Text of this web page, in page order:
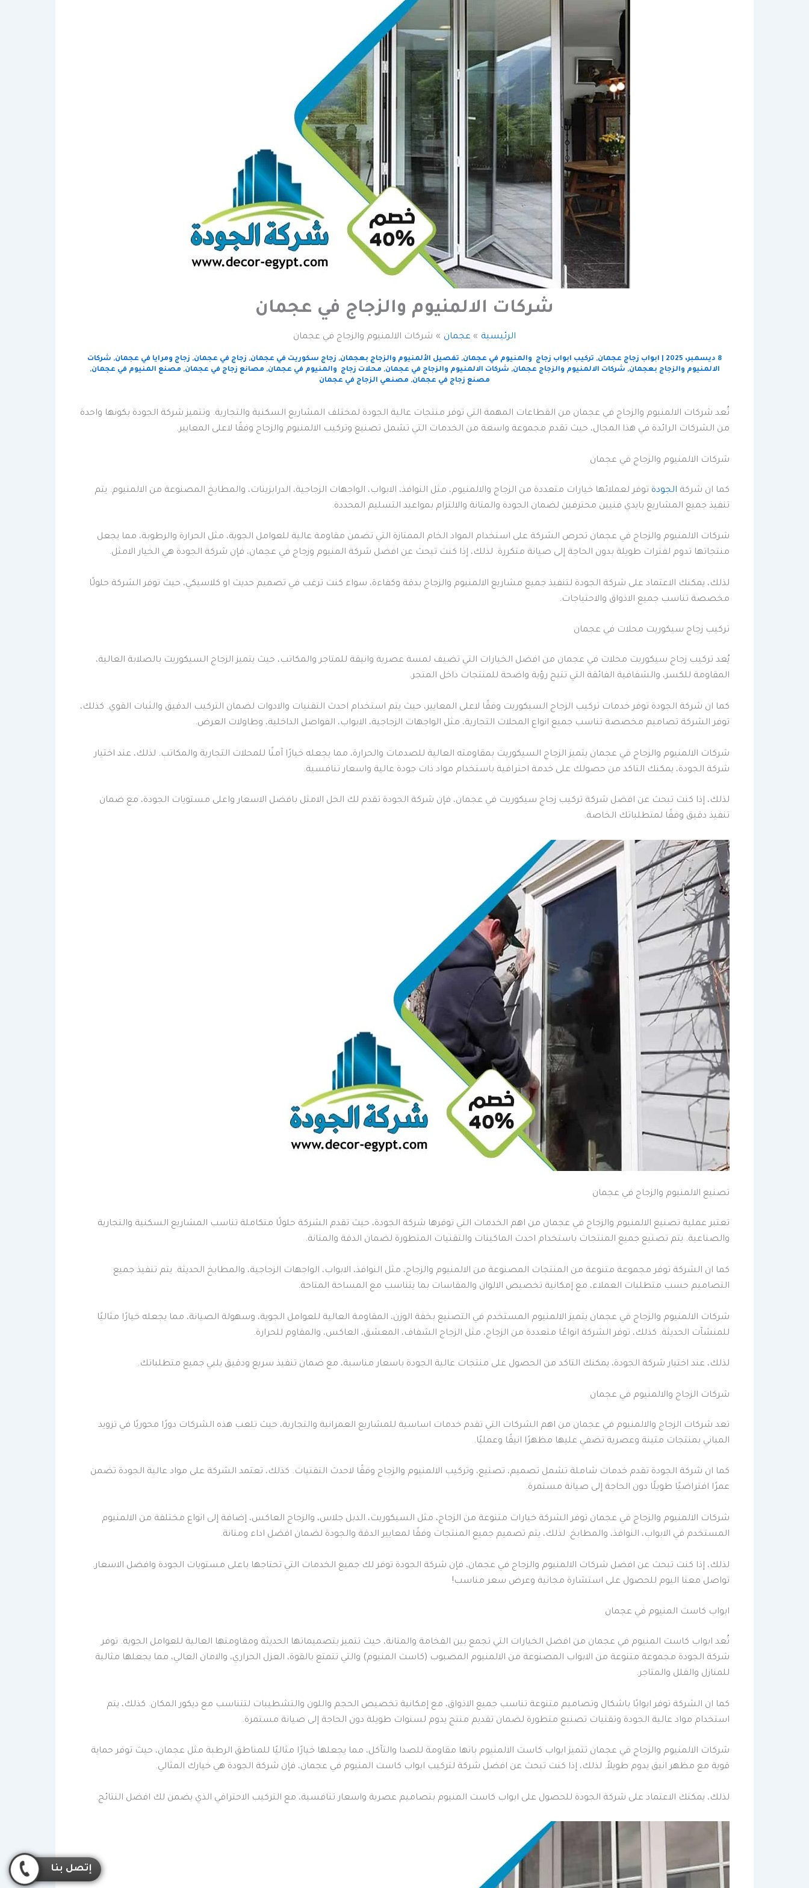
شركات الالمنيوم والزجاج في عجمان
الرئيسية عجمان شركات الالمنيوم والزجاج في عجمان
8 ديسمبر، 2025 ابواب زجاج عجمان, تركيب ابواب زجاج والمنيوم في عجمان, تفصيل الألمنيوم والزجاج بعجمان, زجاج سكوريت في عجمان, زجاج في عجمان, زجاج ومرايا في عجمان, شركات
الالمنيوم والزجاج بعجمان, شركات الالمنيوم والزجاج عجمان, شركات الالمنيوم والزجاج في عجمان, محلات زجاج والمنيوم في عجمان, مصانع زجاج في عجمان, مصنع المنيوم في عجمان,
مصنع زجاج في عجمان, مصنعي الزجاج في عجمان
تُعد شركات الالمنيوم والزجاج في عجمان من القطاعات المهمة التي توفر منتجات عالية الجودة لمختلف المشاريع السكنية والتجارية. وتتميز شركة الجودة بكونها واحدة
من الشركات الرائدة في هذا المجال، حيث تقدم مجموعة واسعة من الخدمات التي تشمل تصنيع وتركيب الالمنيوم والزجاج وفقًا لاعلى المعايير.
شركات الالمنيوم والزجاج في عجمان
كما ان شركة الجودة توفر لعملائها خيارات متعددة من الزجاج والالمنيوم، مثل النوافذ، الابواب، الواجهات الزجاجية، الدرابزينات، والمطابخ المصنوعة من الالمنيوم. يتم
تنفيذ جميع المشاريع بايدي فنيين محترفين لضمان الجودة والمتانة والالتزام بمواعيد التسليم المحددة.
شركات الالمنيوم والزجاج في عجمان تحرص الشركة على استخدام المواد الخام الممتازة التي تضمن مقاومة عالية للعوامل الجوية، مثل الحرارة والرطوبة، مما يجعل
منتجاتها تدوم لفترات طويلة بدون الحاجة إلى صيانة متكررة. لذلك، إذا كنت تبحث عن افضل شركة المنيوم وزجاج في عجمان، فإن شركة الجودة هي الخيار الامثل.
لذلك، يمكنك الاعتماد على شركة الجودة لتنفيذ جميع مشاريع الالمنيوم والزجاج بدقة وكفاءة، سواء كنت ترغب في تصميم حديث او كلاسيكي، حيث توفر الشركة حلولًا
مخصصة تناسب جميع الاذواق والاحتياجات.
تركيب زجاج سيكوريت محلات في عجمان
يُعد تركيب زجاج سيكوريت محلات في عجمان من افضل الخيارات التي تضيف لمسة عصرية وانيقة للمتاجر والمكاتب، حيث يتميز الزجاج السيكوريت بالصلابة العالية،
المقاومة للكسر، والشفافية الفائقة التي تتيح رؤية واضحة للمنتجات داخل المتجر.
كما ان شركة الجودة توفر خدمات تركيب الزجاج السيكوريت وفقًا لاعلى المعايير، حيث يتم استخدام احدث التقنيات والادوات لضمان التركيب الدقيق والثبات القوي. كذلك،
توفر الشركة تصاميم مخصصة تناسب جميع انواع المحلات التجارية، مثل الواجهات الزجاجية، الابواب، الفواصل الداخلية، وطاولات العرض.
شركات الالمنيوم والزجاج في عجمان يتميز الزجاج السيكوريت بمقاومته العالية للصدمات والحرارة، مما يجعله خيارًا آمنًا للمحلات التجارية والمكاتب. لذلك، عند اختيار
شركة الجودة، يمكنك التاكد من حصولك على خدمة احترافية باستخدام مواد ذات جودة عالية واسعار تنافسية.
لذلك، إذا كنت تبحث عن افضل شركة تركيب زجاج سيكوريت في عجمان، فإن شركة الجودة تقدم لك الحل الامثل بافضل الاسعار واعلى مستويات الجودة، مع ضمان
تنفيذ دقيق وفقًا لمتطلباتك الخاصة.
تصنيع الالمنيوم والزجاج في عجمان
تعتبر عملية تصنيع الالمنيوم والزجاج في عجمان من اهم الخدمات التي توفرها شركة الجودة، حيث تقدم الشركة حلولًا متكاملة تناسب المشاريع السكنية والتجارية
والصناعية. يتم تصنيع جميع المنتجات باستخدام احدث الماكينات والتقنيات المتطورة لضمان الدقة والمتانة.
كما ان الشركة توفر مجموعة متنوعة من المنتجات المصنوعة من الالمنيوم والزجاج، مثل النوافذ، الابواب، الواجهات الزجاجية، والمطابخ الحديثة. يتم تنفيذ جميع
التصاميم حسب متطلبات العملاء، مع إمكانية تخصيص الالوان والمقاسات بما يتناسب مع المساحة المتاحة.
شركات الالمنيوم والزجاج في عجمان يتميز الالمنيوم المستخدم في التصنيع بخفة الوزن، المقاومة العالية للعوامل الجوية، وسهولة الصيانة، مما يجعله خيارًا مثاليًا
للمنشآت الحديثة. كذلك، توفر الشركة انواعًا متعددة من الزجاج، مثل الزجاج الشفاف، المعشق، العاكس، والمقاوم للحرارة.
لذلك، عند اختيار شركة الجودة، يمكنك التاكد من الحصول على منتجات عالية الجودة باسعار مناسبة، مع ضمان تنفيذ سريع ودقيق يلبي جميع متطلباتك.
شركات الزجاج والالمنيوم في عجمان
تعد شركات الزجاج والالمنيوم في عجمان من اهم الشركات التي تقدم خدمات اساسية للمشاريع العمرانية والتجارية، حيث تلعب هذه الشركات دورًا محوريًا في تزويد
المباني بمنتجات متينة وعصرية تضفي عليها مظهرًا انيقًا وعمليًا.
كما ان شركة الجودة تقدم خدمات شاملة تشمل تصميم، تصنيع، وتركيب الالمنيوم والزجاج وفقًا لاحدث التقنيات. كذلك، تعتمد الشركة على مواد عالية الجودة تضمن
عمرًا افتراضيًا طويلًا دون الحاجة إلى صيانة مستمرة.
شركات الالمنيوم والزجاج في عجمان توفر الشركة خيارات متنوعة من الزجاج، مثل السيكوريت، الدبل جلاس، والزجاج العاكس، إضافة إلى انواع مختلفة من الالمنيوم
المستخدم في الابواب، النوافذ، والمطابخ. لذلك، يتم تصميم جميع المنتجات وفقًا لمعايير الدقة والجودة لضمان افضل اداء ومتانة.
لذلك، إذا كنت تبحث عن افضل شركات الالمنيوم والزجاج في عجمان، فإن شركة الجودة توفر لك جميع الخدمات التي تحتاجها باعلى مستويات الجودة وافضل الاسعار.
تواصل معنا اليوم للحصول على استشارة مجانية وعرض سعر مناسب!
ابواب كاست المنيوم في عجمان
تُعد ابواب كاست المنيوم في عجمان من افضل الخيارات التي تجمع بين الفخامة والمتانة، حيث تتميز بتصميماتها الحديثة ومقاومتها العالية للعوامل الجوية. توفر
شركة الجودة مجموعة متنوعة من الابواب المصنوعة من الالمنيوم المصبوب (كاست المنيوم) والتي تتمتع بالقوة، العزل الحراري، والامان العالي، مما يجعلها مثالية
للمنازل والفلل والمتاجر.
كما ان الشركة توفر ابوابًا باشكال وتصاميم متنوعة تناسب جميع الاذواق، مع إمكانية تخصيص الحجم واللون والتشطيبات لتتناسب مع ديكور المكان. كذلك، يتم
استخدام مواد عالية الجودة وتقنيات تصنيع متطورة لضمان تقديم منتج يدوم لسنوات طويلة دون الحاجة إلى صيانة مستمرة.
شركات الالمنيوم والزجاج في عجمان تتميز ابواب كاست الالمنيوم بانها مقاومة للصدا والتآكل، مما يجعلها خيارًا مثاليًا للمناطق الرطبة مثل عجمان، حيث توفر حماية
قوية مع مظهر انيق يدوم طويلاً. لذلك، إذا كنت تبحث عن افضل شركة لتركيب ابواب كاست المنيوم في عجمان، فإن شركة الجودة هي خيارك المثالي.
لذلك، يمكنك الاعتماد على شركة الجودة للحصول على ابواب كاست المنيوم بتصاميم عصرية واسعار تنافسية، مع التركيب الاحترافي الذي يضمن لك افضل النتائج.
إتصل بنا